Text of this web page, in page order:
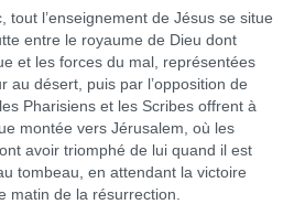
tout l’enseignement de Jésus se situe
entre le royaume de Dieu dont
et les forces du mal, représentées
au désert, puis par l’opposition de
Pharisiens et les Scribes offrent à
montée vers Jérusalem, où les
avoir triomphé de lui quand il est
tombeau, en attendant la victoire
matin de la résurrection.